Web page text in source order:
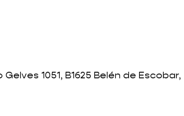
1051, B1625 Belén de Escobar,